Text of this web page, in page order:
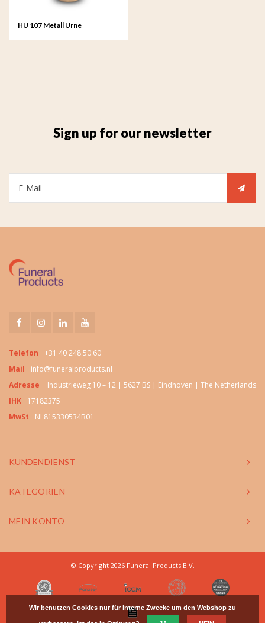
HU 107 Metall Urne
Sign up for our newsletter
Telefon
+31 40 248 50 60
Mail
info@funeralproducts.nl
Adresse
Industrieweg 10 – 12 | 5627 BS | Eindhoven | The Netherlands
IHK
17182375
MwSt
NL815330534B01
KUNDENDIENST
KATEGORIËN
MEIN KONTO
© Copyright 2026 Funeral Products B.V.
Wir benutzen Cookies nur für interne Zwecke um den Webshop zu